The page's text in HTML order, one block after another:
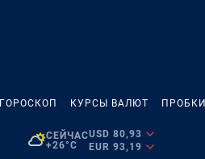
ГОРОСКОП КУРСЫ ВАЛЮТ ПРОБКИ
СЕЙЧАС
+26°C
USD 80,93
EUR 93,19